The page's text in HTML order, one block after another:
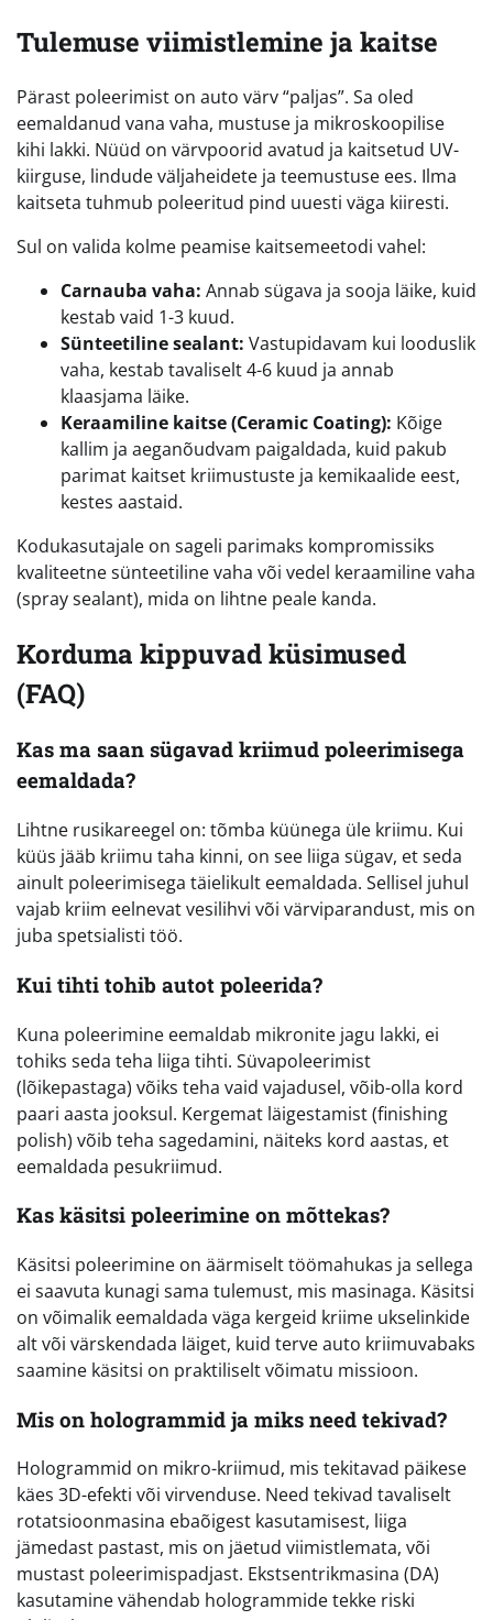
Tulemuse viimistlemine ja kaitse
Pärast poleerimist on auto värv “paljas”. Sa oled
eemaldanud vana vaha, mustuse ja mikroskoopilise
kihi lakki. Nüüd on värvpoorid avatud ja kaitsetud UV-
kiirguse, lindude väljaheidete ja teemustuse ees. Ilma
kaitseta tuhmub poleeritud pind uuesti väga kiiresti.
Sul on valida kolme peamise kaitsemeetodi vahel:
Carnauba vaha: Annab sügava ja sooja läike, kuid
kestab vaid 1-3 kuud.
Sünteetiline sealant: Vastupidavam kui looduslik
vaha, kestab tavaliselt 4-6 kuud ja annab
klaasjama läike.
Keraamiline kaitse (Ceramic Coating): Kõige
kallim ja aeganõudvam paigaldada, kuid pakub
parimat kaitset kriimustuste ja kemikaalide eest,
kestes aastaid.
Kodukasutajale on sageli parimaks kompromissiks
kvaliteetne sünteetiline vaha või vedel keraamiline vaha
(spray sealant), mida on lihtne peale kanda.
Korduma kippuvad küsimused
(FAQ)
Kas ma saan sügavad kriimud poleerimisega
eemaldada?
Lihtne rusikareegel on: tõmba küünega üle kriimu. Kui
küüs jääb kriimu taha kinni, on see liiga sügav, et seda
ainult poleerimisega täielikult eemaldada. Sellisel juhul
vajab kriim eelnevat vesilihvi või värviparandust, mis on
juba spetsialisti töö.
Kui tihti tohib autot poleerida?
Kuna poleerimine eemaldab mikronite jagu lakki, ei
tohiks seda teha liiga tihti. Süvapoleerimist
(lõikepastaga) võiks teha vaid vajadusel, võib-olla kord
paari aasta jooksul. Kergemat läigestamist (finishing
polish) võib teha sagedamini, näiteks kord aastas, et
eemaldada pesukriimud.
Kas käsitsi poleerimine on mõttekas?
Käsitsi poleerimine on äärmiselt töömahukas ja sellega
ei saavuta kunagi sama tulemust, mis masinaga. Käsitsi
on võimalik eemaldada väga kergeid kriime ukselinkide
alt või värskendada läiget, kuid terve auto kriimuvabaks
saamine käsitsi on praktiliselt võimatu missioon.
Mis on hologrammid ja miks need tekivad?
Hologrammid on mikro-kriimud, mis tekitavad päikese
käes 3D-efekti või virvenduse. Need tekivad tavaliselt
rotatsioonmasina ebaõigest kasutamisest, liiga
jämedast pastast, mis on jäetud viimistlemata, või
mustast poleerimispadjast. Ekstsentrikmasina (DA)
kasutamine vähendab hologrammide tekke riski